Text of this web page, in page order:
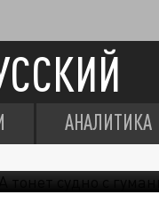
АНАЛИТИКА